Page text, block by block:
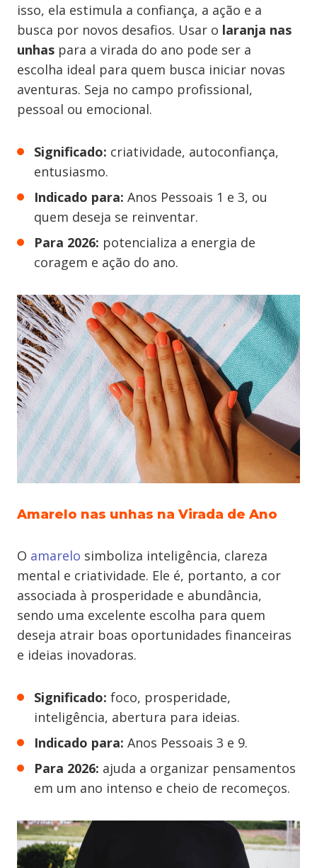
isso, ela estimula a confiança, a ação e a
busca por novos desafios. Usar o laranja nas
unhas para a virada do ano pode ser a
escolha ideal para quem busca iniciar novas
aventuras. Seja no campo profissional,
pessoal ou emocional.
Significado: criatividade, autoconfiança,
entusiasmo.
Indicado para: Anos Pessoais 1 e 3, ou
quem deseja se reinventar.
Para 2026: potencializa a energia de
coragem e ação do ano.
Amarelo nas unhas na Virada de Ano
O amarelo simboliza inteligência, clareza
mental e criatividade. Ele é, portanto, a cor
associada à prosperidade e abundância,
sendo uma excelente escolha para quem
deseja atrair boas oportunidades financeiras
e ideias inovadoras.
Significado: foco, prosperidade,
inteligência, abertura para ideias.
Indicado para: Anos Pessoais 3 e 9.
Para 2026: ajuda a organizar pensamentos
em um ano intenso e cheio de recomeços.